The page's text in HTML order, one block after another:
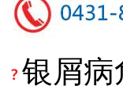
银屑病